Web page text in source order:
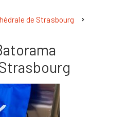
de Strasbourg